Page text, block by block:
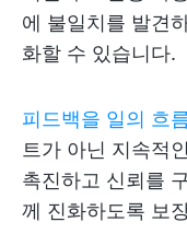
에 불일치를 발견
화할 수 있습니다.
피드백을 일의 흐
트가 아닌 지속적
촉진하고 신뢰를
께 진화하도록 보